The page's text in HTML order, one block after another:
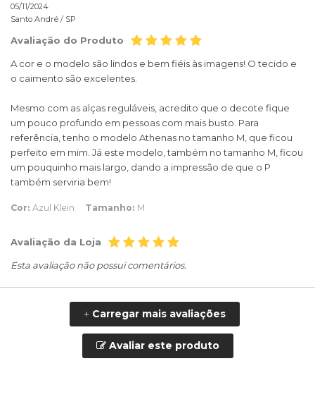
05/11/2024
Santo André / SP
Avaliação do Produto
A cor e o modelo são lindos e bem fiéis às imagens! O tecido e
o caimento são excelentes.
Mesmo com as alças reguláveis, acredito que o decote fique
um pouco profundo em pessoas com mais busto. Para
referência, tenho o modelo Athenas no tamanho M, que ficou
perfeito em mim. Já este modelo, também no tamanho M, ficou
um pouquinho mais largo, dando a impressão de que o P
também serviria bem!
Cor: Azul Klein Tamanho: M
Avaliação da Loja
Esta avaliação não possui comentários.
+Carregar mais avaliações
Avaliar este produto